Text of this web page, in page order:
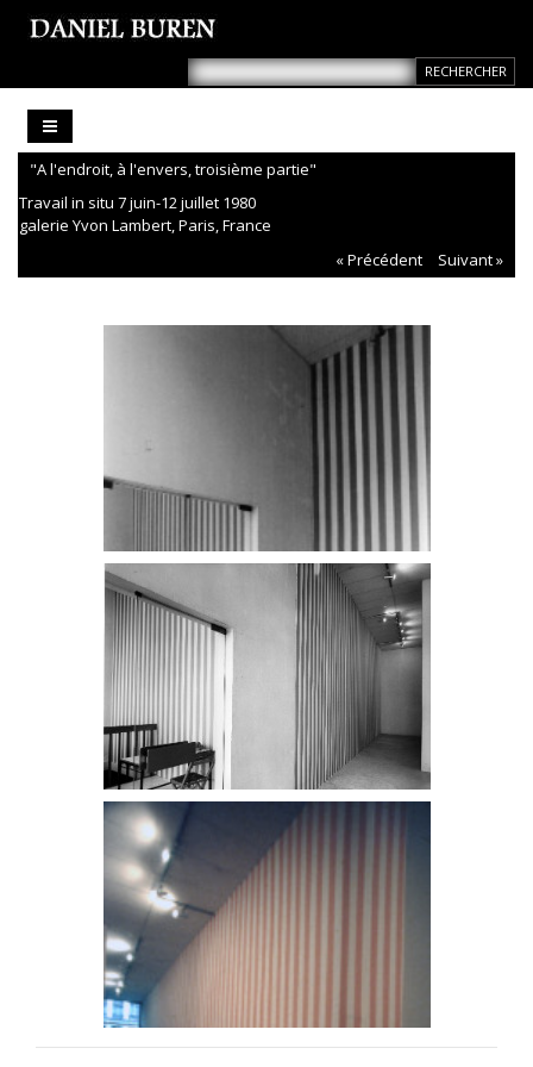
"A l'endroit, à l'envers, troisième partie"
Travail in situ 7 juin-12 juillet 1980
galerie Yvon Lambert, Paris, France
« Précédent
Suivant »